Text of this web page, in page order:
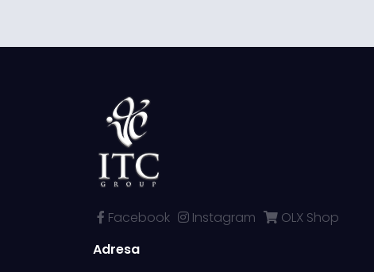
Facebook Instagram
OLX Shop
Adresa